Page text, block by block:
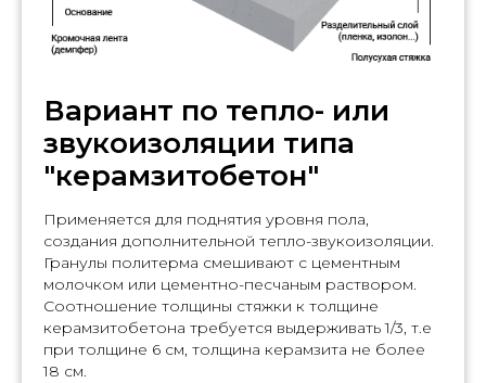
Вариант по тепло- или
звукоизоляции типа
"керамзитобетон"
Применяется для поднятия уровня пола,
создания дополнительной тепло-звукоизоляции.
Гранулы политерма смешивают с цементным
молочком или цементно-песчаным раствором.
Соотношение толщины стяжки к толщине
керамзитобетона требуется выдерживать 1/3, т.е
при толщине 6 см, толщина керамзита не более
18 см.